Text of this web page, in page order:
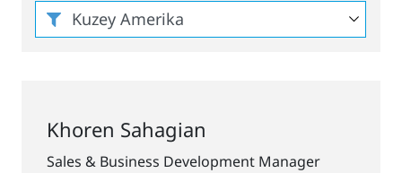
Khoren Sahagian
Sales & Business Development Manager